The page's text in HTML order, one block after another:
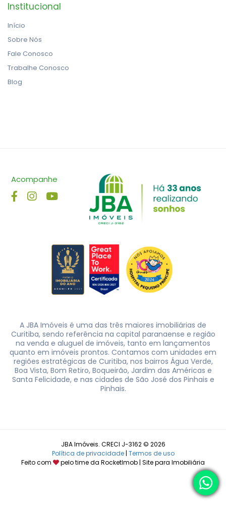
Institucional
Início
Sobre Nós
Fale Conosco
Trabalhe Conosco
Blog
Acompanhe
A JBA Imóveis é uma das três maiores imobiliárias de
Curitiba, sendo referência na capital paranaense e região
na venda e aluguel de imóveis, tanto em lançamentos
quanto em imóveis prontos. Contamos com unidades em
regiões estratégicas de Curitiba, nos bairros Água Verde,
Boa Vista, Bom Retiro, Boqueirão, Jardim das Américas e
Santa Felicidade, e nas cidades de São José dos Pinhais e
Pinhais.
JBA Imóveis. CRECI J-3162 © 2026
Política de privacidade| Termos de uso
Feito com
pelo time da RocketImob | Site para Imobiliária